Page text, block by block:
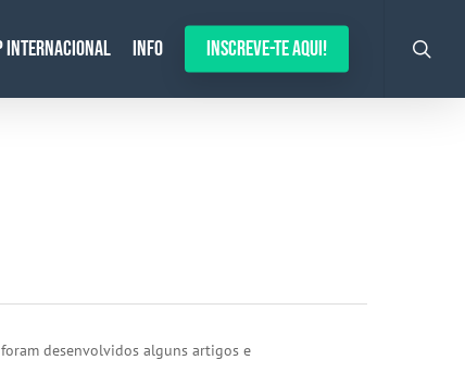
Internacional Info Inscreve-te aqui!
desenvolvidos alguns artigos e